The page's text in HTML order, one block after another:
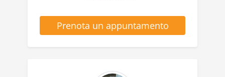
Prenota un appuntamento